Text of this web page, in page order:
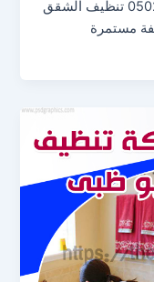
شركة تنظيف شقق أبو ظبي 0502025177 تنظيف الشقق
مستمرة